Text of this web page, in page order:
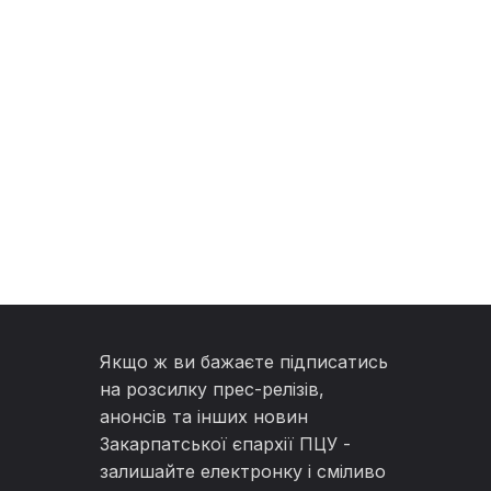
Якщо ж ви бажаєте підписатись
на розсилку прес-релізів,
анонсів та інших новин
Закарпатської єпархії ПЦУ -
залишайте електронку і сміливо